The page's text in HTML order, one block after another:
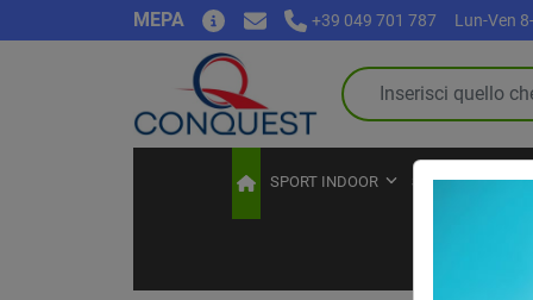
MEPA +39 049 701 787 Lun-Ven
SPORT INDOOR SPORT